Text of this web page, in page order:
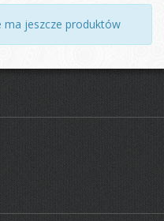
ma jeszcze produktów